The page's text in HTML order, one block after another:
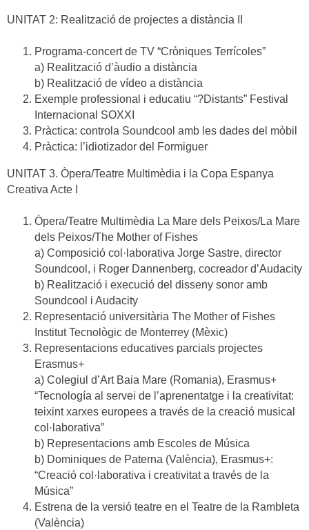
UNITAT 2: Realització de projectes a distància II
Programa-concert de TV “Cròniques Terrícoles”
a) Realització d’àudio a distància
b) Realització de vídeo a distància
Exemple professional i educatiu “?Distants” Festival
Internacional SOXXI
Pràctica: controla Soundcool amb les dades del mòbil
Pràctica: l’idiotizador del Formiguer
UNITAT 3. Òpera/Teatre Multimèdia i la Copa Espanya
Creativa Acte I
Òpera/Teatre Multimèdia La Mare dels Peixos/La Mare
dels Peixos/The Mother of Fishes
a) Composició col·laborativa Jorge Sastre, director
Soundcool, i Roger Dannenberg, cocreador d’Audacity
b) Realització i execució del disseny sonor amb
Soundcool i Audacity
Representació universitària The Mother of Fishes
Institut Tecnològic de Monterrey (Mèxic)
Representacions educatives parcials projectes
Erasmus+
a) Colegiul d’Art Baia Mare (Romania), Erasmus+
“Tecnología al servei de l’aprenentatge i la creativitat:
teixint xarxes europees a través de la creació musical
col·laborativa”
b) Representacions amb Escoles de Música
b) Dominiques de Paterna (València), Erasmus+:
“Creació col·laborativa i creativitat a través de la
Música”
Estrena de la versió teatre en el Teatre de la Rambleta
(València)